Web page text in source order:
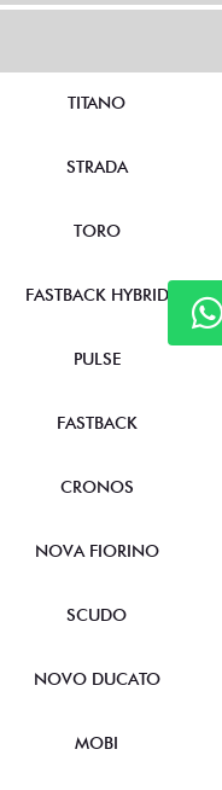
TITANO
STRADA
TORO
FASTBACK HYBRID
PULSE
FASTBACK
CRONOS
NOVA FIORINO
SCUDO
NOVO DUCATO
MOBI